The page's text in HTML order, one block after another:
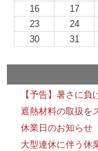
16
17
23
24
30
31
【予告】暑さに
遮熱材料の取扱を
休業日のお知らせ
大型連休に伴う休